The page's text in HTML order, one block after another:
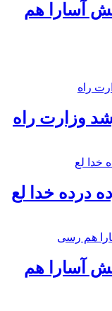
آسارا هم
وزارت راه
درده خدا لع
آسارا هم